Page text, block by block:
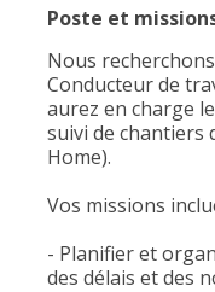
Poste et
Nous
Conducteur de
aurez en charge
suivi de chantiers
Home).
Vos missions
- Planifier et
des délais et des